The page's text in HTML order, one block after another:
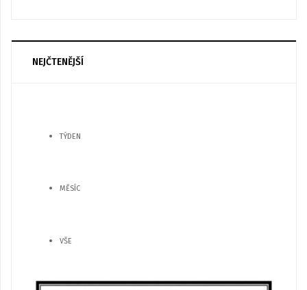
NEJČTENĚJŠÍ
TÝDEN
MĚSÍC
VŠE